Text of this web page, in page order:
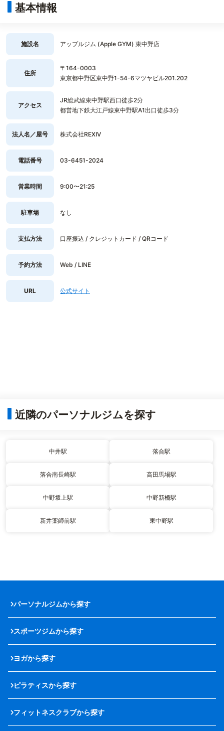
基本情報
施設名 アップルジム (Apple GYM) 東中野店
住所
〒164-0003
東京都中野区東中野1-54-6マツヤビル201.202
アクセス
JR総武線東中野駅西口徒歩2分
都営地下鉄大江戸線東中野駅A1出口徒歩3分
法人名／屋号 株式会社REXIV
電話番号 03-6451-2024
営業時間 9:00〜21:25
駐車場 なし
支払方法 口座振込 / クレジットカード / QRコード
予約方法 Web / LINE
URL 公式サイト
近隣のパーソナルジムを探す
中井駅 落合駅
落合南長崎駅 高田馬場駅
中野坂上駅 中野新橋駅
新井薬師前駅 東中野駅
パーソナルジムから探す
スポーツジムから探す
ヨガから探す
ピラティスから探す
フィットネスクラブから探す